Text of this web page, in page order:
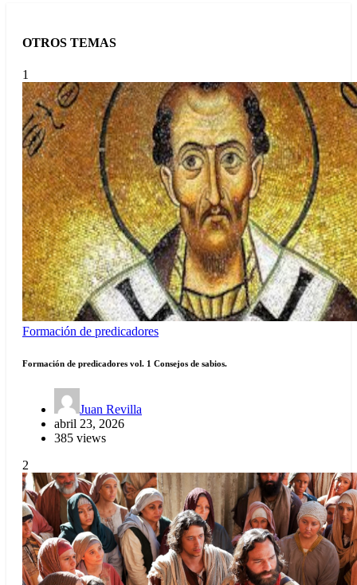
OTROS TEMAS
1
Formación de predicadores
Formación de predicadores vol. 1 Consejos de sabios.
Juan Revilla
abril 23, 2026
385 views
2